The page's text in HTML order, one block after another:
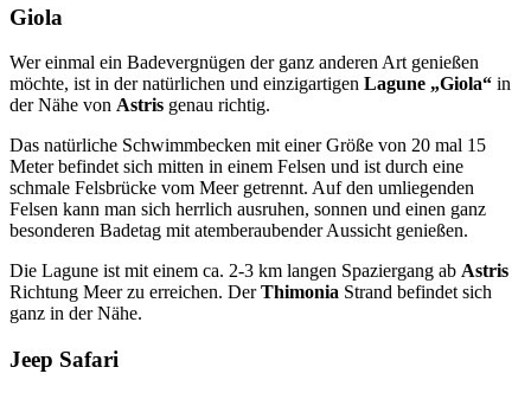
Giola
Wer einmal ein Badevergnügen der ganz anderen Art genießen
möchte, ist in der natürlichen und einzigartigen Lagune „Giola“ in
der Nähe von Astris genau richtig.
Das natürliche Schwimmbecken mit einer Größe von 20 mal 15
Meter befindet sich mitten in einem Felsen und ist durch eine
schmale Felsbrücke vom Meer getrennt. Auf den umliegenden
Felsen kann man sich herrlich ausruhen, sonnen und einen ganz
besonderen Badetag mit atemberaubender Aussicht genießen.
Die Lagune ist mit einem ca. 2-3 km langen Spaziergang ab Astris
Richtung Meer zu erreichen. DerThimonia Strand befindet sich
ganz in der Nähe.
Jeep Safari